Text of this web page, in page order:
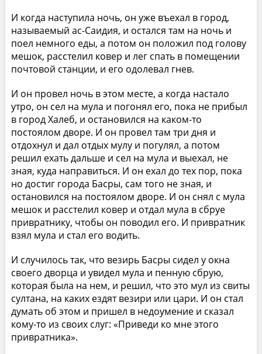
И когда наступила ночь, он уже въехал в город,
называемый ас-Саидия, и остался там на ночь и
поел немного еды, а потом он положил под голову
мешок, расстелил ковер и лег спать в помещении
почтовой станции, и его одолевал гнев.
И он провел ночь в этом месте, а когда настало
утро, он сел на мула и погонял его, пока не прибыл
в город Халеб, и остановился на каком-то
постоялом дворе. И он провел там три дня и
отдохнул и дал отдых мулу и погулял, а потом
решил ехать дальше и сел на мула и выехал, не
зная, куда направиться. И он ехал до тех пор, пока
но достиг города Басры, сам того не зная, и
остановился на постоялом дворе. И он снял с мула
мешок и расстелил ковер и отдал мула в сбруе
привратнику, чтобы он поводил его. И привратник
взял мула и стал его водить.
И случилось так, что везирь Басры сидел у окна
своего дворца и увидел мула и пенную сбрую,
которая была на нем, и решил, что это мул из свиты
султана, на каких ездят везири или цари. И он стал
думать об этом и пришел в недоумение и сказал
кому-то из своих слуг: «Приведи ко мне этого
привратника».